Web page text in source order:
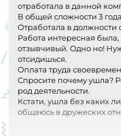
отработала в данной
В общей сложности 3
Отработала в должности
Работа интересная
отзывчивый. Одно но!
отсидишься.
Оплата труда
Спросите почему ушла?
род деятельности.
Кстати, ушла без каких
общаюсь в дружеских
жаль обиженных людей,